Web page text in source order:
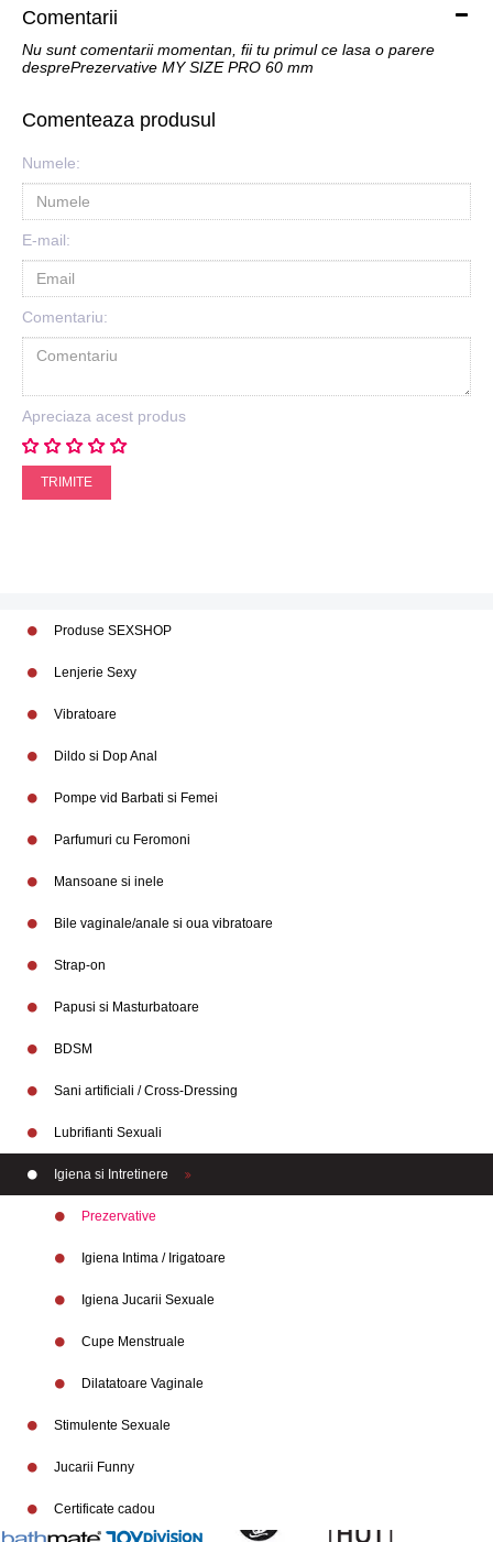
Comentarii
Nu sunt comentarii momentan, fii tu primul ce lasa o parere
desprePrezervative MY SIZE PRO 60 mm
Comenteaza produsul
Numele:
E-mail:
Comentariu:
Apreciaza acest produs
TRIMITE
Produse SEXSHOP
Lenjerie Sexy
Vibratoare
Dildo si Dop Anal
Pompe vid Barbati si Femei
Parfumuri cu Feromoni
Mansoane si inele
Bile vaginale/anale si oua vibratoare
Strap-on
Papusi si Masturbatoare
BDSM
Sani artificiali / Cross-Dressing
Lubrifianti Sexuali
Igiena si Intretinere
Prezervative
Igiena Intima / Irigatoare
Igiena Jucarii Sexuale
Cupe Menstruale
Dilatatoare Vaginale
Stimulente Sexuale
Jucarii Funny
Certificate cadou